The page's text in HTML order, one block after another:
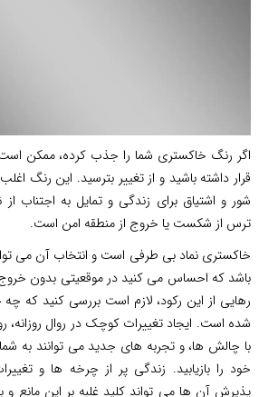
اگر رنگ خاکستری شما را جذب کرده، ممکن است
قرار داشته باشید و از تغییر بترسید. این رنگ
شور و اشتیاق برای زندگی و تمایل به اجتناب از
ترس از شکست یا خروج از منطقه امن است.
خاکستری نماد بی طرفی است و انتخاب آن می
باشد که احساس می کنید در موقعیتی بدون خروج
رهایی از این رکود، لازم است بررسی کنید که
شده است. ایجاد تغییرات کوچک در روال روزانه،
با چالش ها، و تجربه های جدید می توانند به
خود را بازیابید. زندگی پر از چرخه ها و
پذیرش آن ها می تواند کلید غلبه بر این مانع و